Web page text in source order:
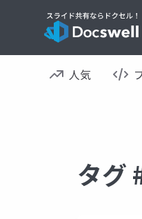
人気
タグ